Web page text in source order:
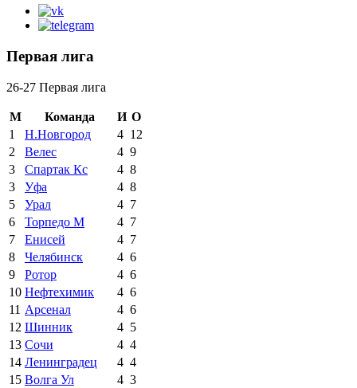
Первая лига
26-27 Первая лига
М Команда И О
1
Н.Новгород 4 12
2
Велес 4 9
3
Спартак Кс 4 8
3
Уфа 4 8
5
Урал 4 7
6
Торпедо М 4 7
7
Енисей 4 7
8
Челябинск 4 6
9
Ротор 4 6
10 Нефтехимик 4 6
11 Арсенал 4 6
12 Шинник 4 5
13 Сочи 4 4
14 Ленинградец 4 4
15 Волга Ул 4 3